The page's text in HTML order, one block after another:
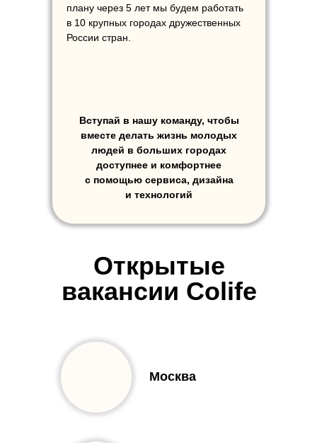
плану через 5 лет мы будем работать
в 10 крупных городах дружественных
России стран.
Вступай в нашу команду, чтобы
вместе делать жизнь молодых
людей в больших городах
доступнее и комфортнее
с помощью сервиса, дизайна
и технологий
Открытые
вакансии Colife
Москва